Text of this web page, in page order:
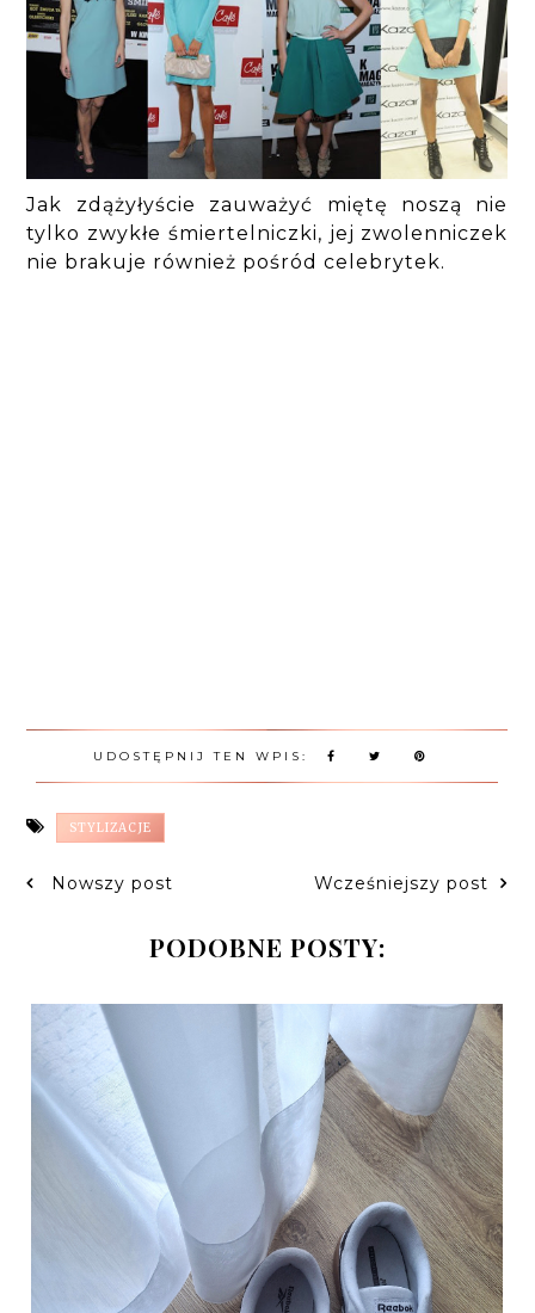
Jak zdążyłyście zauważyć miętę noszą nie
tylko zwykłe śmiertelniczki, jej zwolenniczek
nie brakuje również pośród celebrytek.
UDOSTĘPNIJ TEN WPIS:
STYLIZACJE
Nowszy post Wcześniejszy post
PODOBNE POSTY: